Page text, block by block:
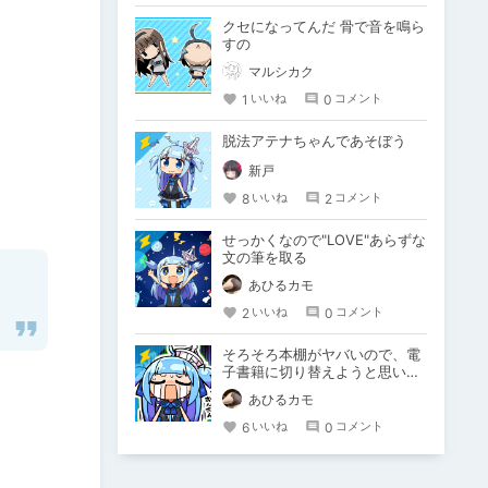
クセになってんだ 骨で音を鳴ら
すの
マルシカク
1 いいね 0 コメント
脱法アテナちゃんであそぼう
新戸
8 いいね 2 コメント
せっかくなので"LOVE"あらずな
文の筆を取る
あひるカモ
2 いいね 0 コメント
そろそろ本棚がヤバいので、電
子書籍に切り替えようと思いま
す。
あひるカモ
6 いいね 0 コメント